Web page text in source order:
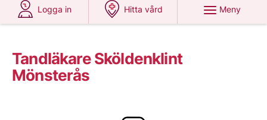
Logga in
Hitta vård
Meny
Tandläkare Sköldenklint
Mönsterås